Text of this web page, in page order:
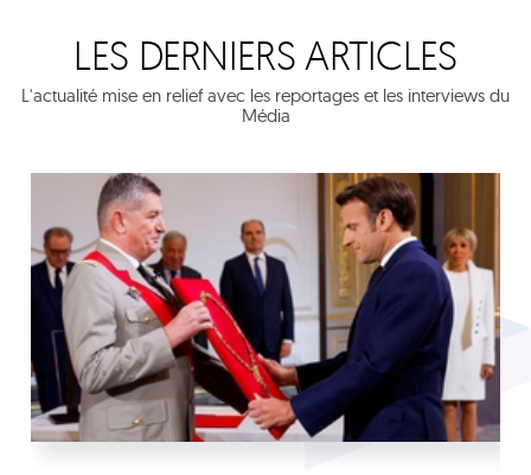
LES DERNIERS ARTICLES
L'actualité mise en relief avec les reportages et les interviews du
Média